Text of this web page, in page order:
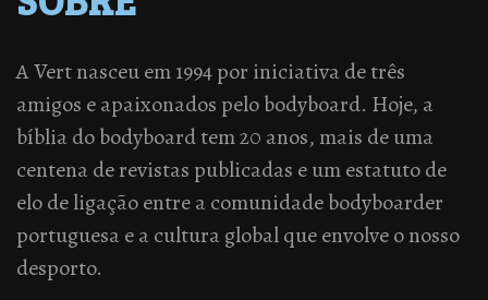
A Vert nasceu em 1994 por iniciativa de três
amigos e apaixonados pelo bodyboard. Hoje, a
bíblia do bodyboard tem 20 anos, mais de uma
centena de revistas publicadas e um estatuto de
elo de ligação entre a comunidade bodyboarder
portuguesa e a cultura global que envolve o nosso
desporto.